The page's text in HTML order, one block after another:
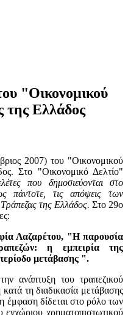
"Οικονομικού
της Ελλάδος
2007) του "Οικονομικού
Στο "Οικονομικό Δελτίο"
που δημοσιεύονται στο
πάντοτε, τις απόψεις των
της Ελλάδος. Στο 29ο
Λαζαρέτου, "Η παρουσία
η εμπειρία της
μετάβασης ".
ανάπτυξη του τραπεζικού
τη διαδικασία μετάβασης
έμφαση δίδεται στο ρόλο των
χρηματοπιστωτικού